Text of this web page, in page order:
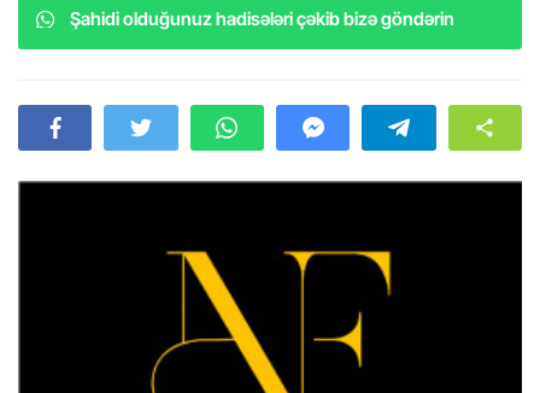
Şahidi olduğunuz hadisələri çəkib bizə göndərin